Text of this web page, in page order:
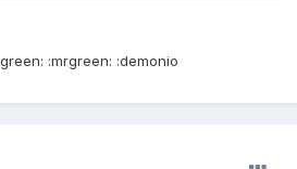
:mrgreen: :demonio